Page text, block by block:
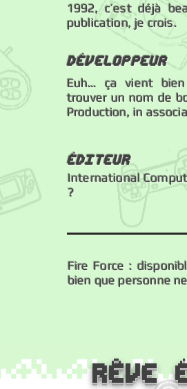
1992, c’est déjà
publication, je crois.
Développeur
Euh… ça vient
trouver un nom de
Production, in
éDITEUR
International
?
Fire Force :
bien que personne
Rêve